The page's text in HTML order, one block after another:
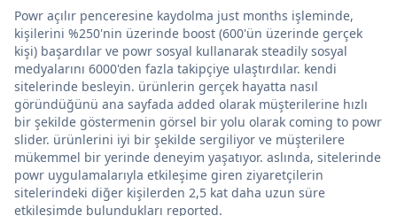
Powr açılır penceresine kaydolma just months işleminde,
kişilerini %250'nin üzerinde boost (600'ün üzerinde gerçek
kişi) başardılar ve powr sosyal kullanarak steadily sosyal
medyalarını 6000'den fazla takipçiye ulaştırdılar. kendi
sitelerinde besleyin. ürünlerin gerçek hayatta nasıl
göründüğünü ana sayfada added olarak müşterilerine hızlı
bir şekilde göstermenin görsel bir yolu olarak coming to powr
slider. ürünlerini iyi bir şekilde sergiliyor ve müşterilere
mükemmel bir yerinde deneyim yaşatıyor. aslında, sitelerinde
powr uygulamalarıyla etkileşime giren ziyaretçilerin
sitelerindeki diğer kişilerden 2,5 kat daha uzun süre
etkileşimde bulundukları reported.